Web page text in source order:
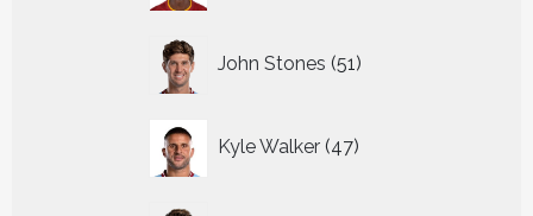
John Stones 51
producten
Kyle Walker 47
producten